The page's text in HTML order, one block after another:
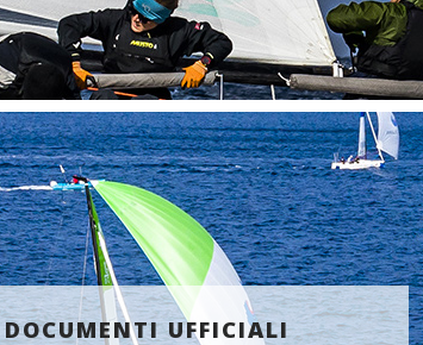
DOCUMENTI UFFICIALI